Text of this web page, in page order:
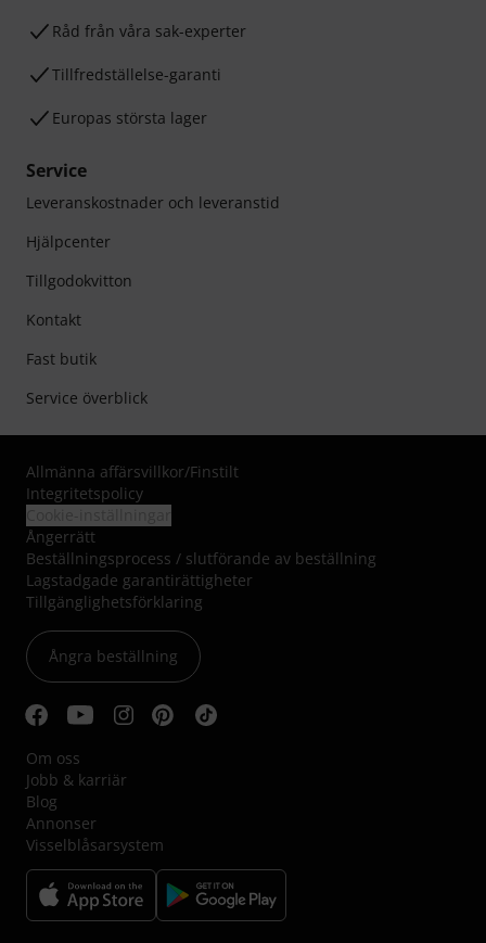
Råd från våra sak-experter
Tillfredställelse-garanti
Europas största lager
Service
Leveranskostnader och leveranstid
Hjälpcenter
Tillgodokvitton
Kontakt
Fast butik
Service överblick
Allmänna affärsvillkor/Finstilt
Integritetspolicy
Ångerrätt
Beställningsprocess / slutförande av beställning
Lagstadgade garantirättigheter
Tillgänglighetsförklaring
Ångra beställning
Om oss
Jobb & karriär
Blog
Annonser
Visselblåsarsystem